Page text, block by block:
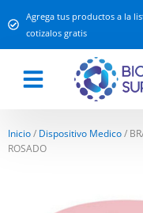
Agrega tus productos a la
cotizalos gratis
Inicio/ Dispositivo Medico/
ROSADO